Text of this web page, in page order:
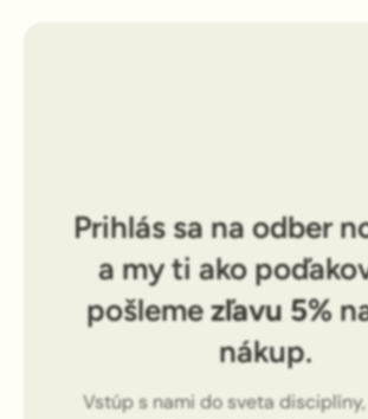
Prihlás sa na odber
a my ti ako
pošlemezľavu 5%
nákup.
Vstúp s nami do sveta